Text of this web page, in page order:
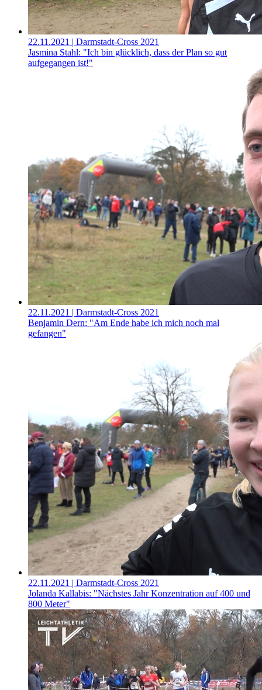
22.11.2021 | Darmstadt-Cross 2021
Jasmina Stahl: "Ich bin glücklich, dass der Plan so gut
aufgegangen ist!"
22.11.2021 | Darmstadt-Cross 2021
Benjamin Dern: "Am Ende habe ich mich noch mal
gefangen"
22.11.2021 | Darmstadt-Cross 2021
Jolanda Kallabis: "Nächstes Jahr Konzentration auf 400 und
800 Meter"